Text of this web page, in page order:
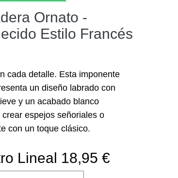
Ornato -
Estilo Francés
cada detalle. Esta imponente
un diseño labrado con
y un acabado blanco
espejos señoriales o
con un toque clásico.
Lineal 18,95 €